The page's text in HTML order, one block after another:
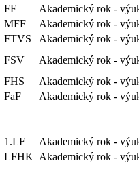
FF
Akademický rok -
MFF
Akademický rok -
FTVS
Akademický rok -
FSV
Akademický rok -
FHS
Akademický rok -
FaF Akademický rok -
1.LF
Akademický rok -
LFHK Akademický rok -